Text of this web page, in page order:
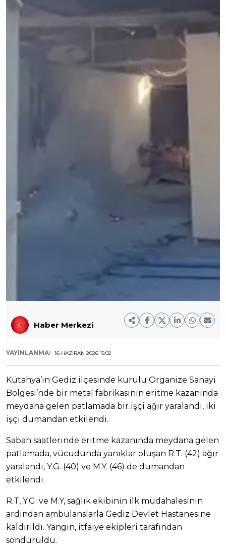
Haber Merkezi
YAYINLANMA: 16 HAZIRAN 2026 15:02
Kütahya’ın Gediz ilçesinde kurulu Organize Sanayi
Bölgesi’nde bir metal fabrikasının eritme kazanında
meydana gelen patlamada bir işçi ağır yaralandı, iki
işçi dumandan etkilendi.
Sabah saatlerinde eritme kazanında meydana gelen
patlamada, vücudunda yanıklar oluşan R.T. (42) ağır
yaralandı, Y.G. (40) ve M.Y. (46) de dumandan
etkilendi.
R.T, Y.G. ve M.Y, sağlık ekibinin ilk müdahalesinin
ardından ambulanslarla Gediz Devlet Hastanesine
kaldırıldı. Yangın, itfaiye ekipleri tarafından
söndürüldü.